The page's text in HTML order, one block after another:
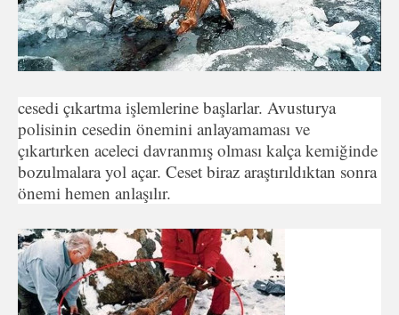
cesedi çıkartma işlemlerine başlarlar. Avusturya
polisinin cesedin önemini anlayamaması ve
çıkartırken aceleci davranmış olması kalça kemiğinde
bozulmalara yol açar. Ceset biraz araştırıldıktan sonra
önemi hemen anlaşılır.